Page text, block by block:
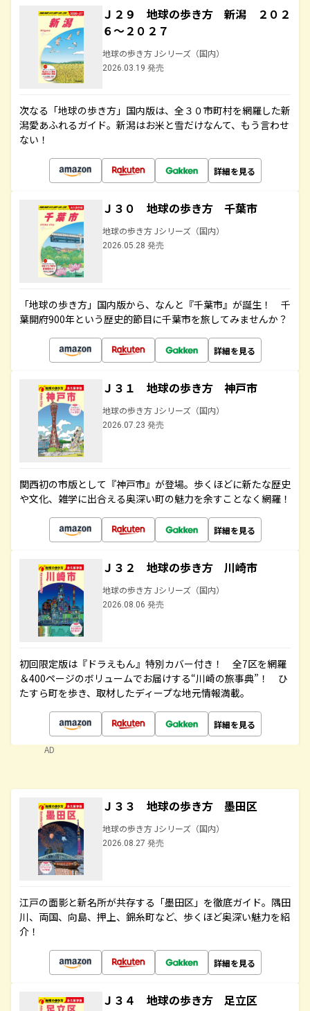
Ｊ２９ 地球の歩き方 新潟 ２０２
６～２０２７
地球の歩き方 Jシリーズ（国内）
2026.03.19 発売
次なる「地球の歩き方」国内版は、全３０市町村を網羅した新
潟愛あふれるガイド。新潟はお米と雪だけなんて、もう言わせ
ない！
詳細を見る
Ｊ３０ 地球の歩き方 千葉市
地球の歩き方 Jシリーズ（国内）
2026.05.28 発売
「地球の歩き方」国内版から、なんと『千葉市』が誕生！ 千
葉開府900年という歴史的節目に千葉市を旅してみませんか？
詳細を見る
Ｊ３１ 地球の歩き方 神戸市
地球の歩き方 Jシリーズ（国内）
2026.07.23 発売
関西初の市版として『神戸市』が登場。歩くほどに新たな歴史
や文化、雑学に出合える奥深い町の魅力を余すことなく網羅！
詳細を見る
Ｊ３２ 地球の歩き方 川崎市
地球の歩き方 Jシリーズ（国内）
2026.08.06 発売
初回限定版は『ドラえもん』特別カバー付き！ 全7区を網羅
＆400ページのボリュームでお届けする“川崎の旅事典”！ ひ
たすら町を歩き、取材したディープな地元情報満載。
詳細を見る
AD
Ｊ３３ 地球の歩き方 墨田区
地球の歩き方 Jシリーズ（国内）
2026.08.27 発売
江戸の面影と新名所が共存する「墨田区」を徹底ガイド。隅田
川、両国、向島、押上、錦糸町など、歩くほど奥深い魅力を紹
介！
詳細を見る
Ｊ３４ 地球の歩き方 足立区